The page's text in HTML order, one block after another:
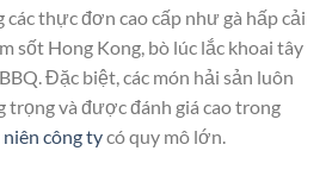
thực đơn cao cấp như gà hấp cải
sốt Hong Kong, bò lúc lắc khoai tây
Đặc biệt, các món hải sản luôn
trọng và được đánh giá cao trong
công tycó quy mô lớn.